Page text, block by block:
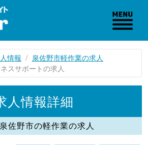
情報
泉佐野市軽作業の求人
スサポートの求人
人情報詳細
佐野市の軽作業の求人